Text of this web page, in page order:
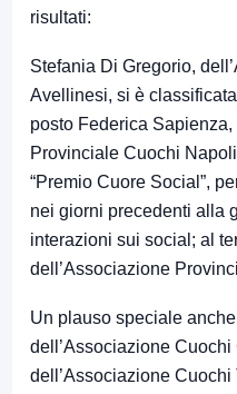
risultati:
Stefania Di Gregorio,
Avellinesi, si è
posto Federica
Provinciale Cuochi
“Premio Cuore Social”,
nei giorni precedenti alla
interazioni sui social; al
dell’Associazione
Un plauso speciale
dell’Associazione
dell’Associazione